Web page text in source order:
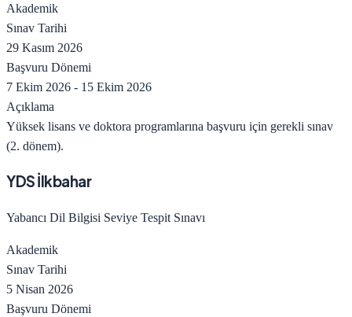
Akademik
Sınav Tarihi
29 Kasım 2026
Başvuru Dönemi
7 Ekim 2026 - 15 Ekim 2026
Açıklama
Yüksek lisans ve doktora programlarına başvuru için gerekli sınav
(2. dönem).
YDS İlkbahar
Yabancı Dil Bilgisi Seviye Tespit Sınavı
Akademik
Sınav Tarihi
5 Nisan 2026
Başvuru Dönemi